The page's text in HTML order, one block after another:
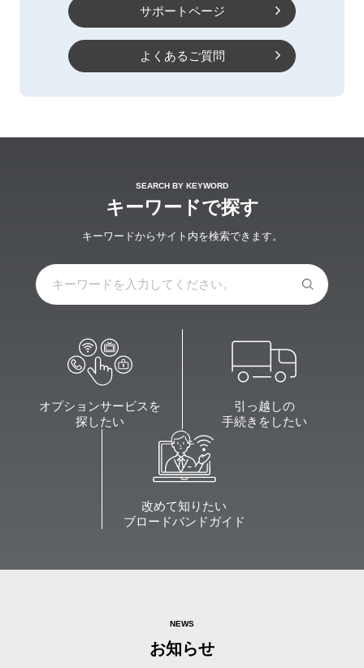
SoftBank Air おうちのでんわセット割
サポートページ
よくあるご質問
SEARCH BY KEYWORD
キーワードで探す
キーワードからサイト内を検索できます。
オプションサービスを
探したい
引っ越しの
手続きをしたい
改めて知りたい
ブロードバンドガイド
NEWS
お知らせ